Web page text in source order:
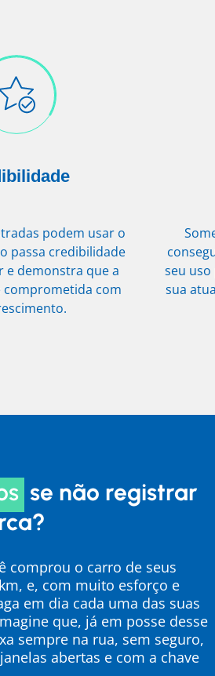
podem usar o
passa credibilidade
e demonstra que a
comprometida com
seu
sua
se não registrar
comprou o carro de seus
e, com muito esforço e
em dia cada uma das suas
que, já em posse desse
sempre na rua, sem seguro,
abertas e com a chave